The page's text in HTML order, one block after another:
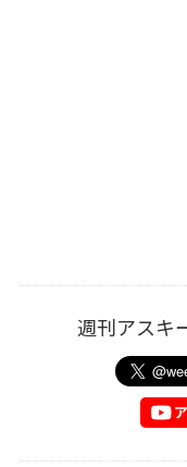
週刊アスキ